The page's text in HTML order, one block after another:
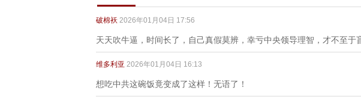
破棉袄 2026年01月04日 17:56
天天吹牛逼，时间长了，自己真假莫辨，幸亏中央领导理智，才不至于
维多利亚 2026年01月04日 16:13
想吃中共这碗饭竟变成了这样！无语了！